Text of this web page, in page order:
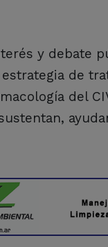
y debate
de
del